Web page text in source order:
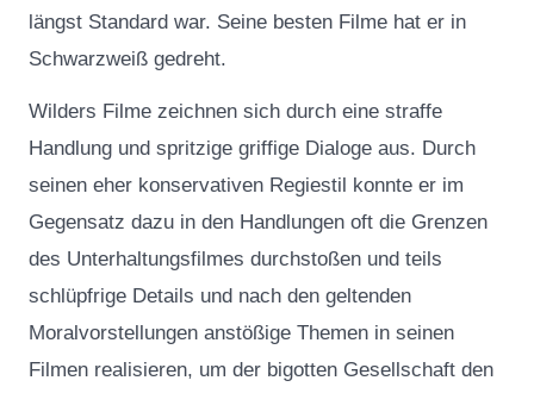
längst Standard war. Seine besten Filme hat er in
Schwarzweiß gedreht.
Wilders Filme zeichnen sich durch eine straffe
Handlung und spritzige griffige Dialoge aus. Durch
seinen eher konservativen Regiestil konnte er im
Gegensatz dazu in den Handlungen oft die Grenzen
des Unterhaltungsfilmes durchstoßen und teils
schlüpfrige Details und nach den geltenden
Moralvorstellungen anstößige Themen in seinen
Filmen realisieren, um der bigotten Gesellschaft den